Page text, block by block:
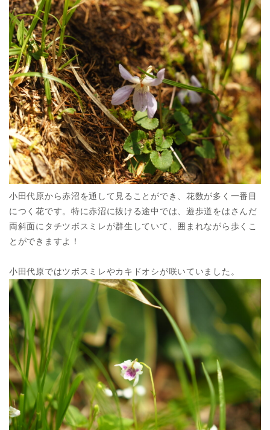
小田代原から赤沼を通して見ることができ、花数が多く一番目
につく花です。特に赤沼に抜ける途中では、遊歩道をはさんだ
両斜面にタチツボスミレが群生していて、囲まれながら歩くこ
とができますよ！
小田代原ではツボスミレやカキドオシが咲いていました。